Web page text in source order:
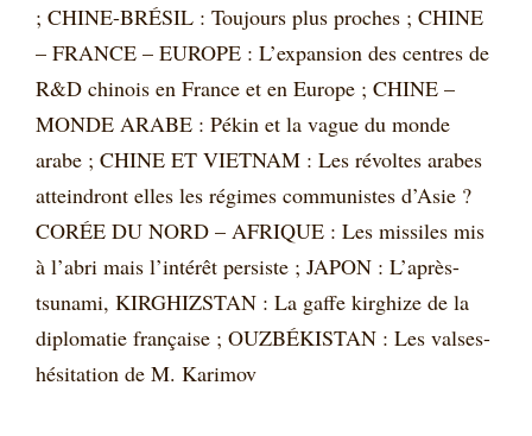
; CHINE-BRÉSIL : Toujours plus proches ; CHINE
– FRANCE – EUROPE : L’expansion des centres de
R&D chinois en France et en Europe ; CHINE –
MONDE ARABE : Pékin et la vague du monde
arabe ; CHINE ET VIETNAM : Les révoltes arabes
atteindront elles les régimes communistes d’Asie ?
CORÉE DU NORD – AFRIQUE : Les missiles mis
à l’abri mais l’intérêt persiste ; JAPON : L’après-
tsunami, KIRGHIZSTAN : La gaffe kirghize de la
diplomatie française ; OUZBÉKISTAN : Les valses-
hésitation de M. Karimov